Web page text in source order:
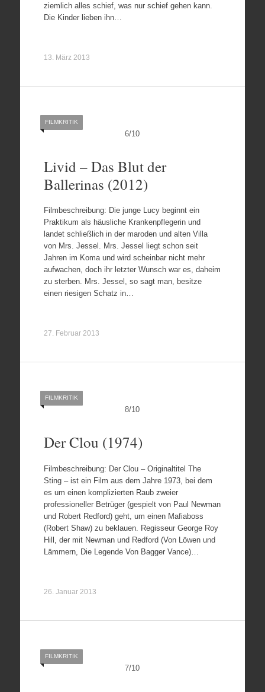
ziemlich alles schief, was nur schief gehen kann.
Die Kinder lieben ihn…
13. März 2013
6/10
FILMKRITIK
Livid – Das Blut der
Ballerinas (2012)
Filmbeschreibung: Die junge Lucy beginnt ein
Praktikum als häusliche Krankenpflegerin und
landet schließlich in der maroden und alten Villa
von Mrs. Jessel. Mrs. Jessel liegt schon seit
Jahren im Koma und wird scheinbar nicht mehr
aufwachen, doch ihr letzter Wunsch war es, daheim
zu sterben. Mrs. Jessel, so sagt man, besitze
einen riesigen Schatz in…
27. Februar 2013
8/10
FILMKRITIK
Der Clou (1974)
Filmbeschreibung: Der Clou – Originaltitel The
Sting – ist ein Film aus dem Jahre 1973, bei dem
es um einen komplizierten Raub zweier
professioneller Betrüger (gespielt von Paul Newman
und Robert Redford) geht, um einen Mafiaboss
(Robert Shaw) zu beklauen. Regisseur George Roy
Hill, der mit Newman und Redford (Von Löwen und
Lämmern, Die Legende Von Bagger Vance)…
26. Januar 2013
7/10
FILMKRITIK